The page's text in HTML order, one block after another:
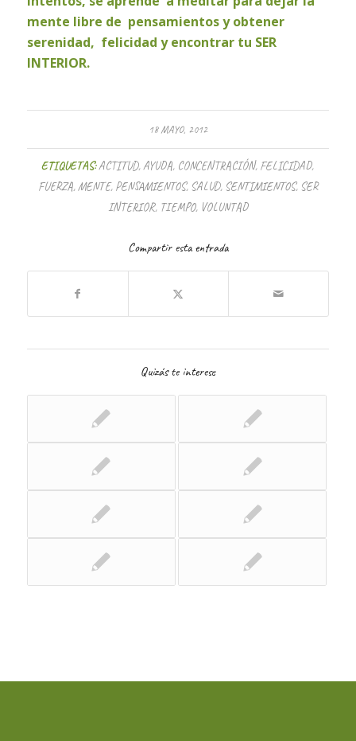
mente libre de pensamientos y obtener
serenidad, felicidad y encontrar tu SER
INTERIOR.
18 MAYO, 2012
ETIQUETAS:ACTITUD, AYUDA, CONCENTRACIÓN, FELICIDAD,
FUERZA, MENTE, PENSAMIENTOS, SALUD, SENTIMIENTOS, SER
INTERIOR, TIEMPO, VOLUNTAD
Compartir esta entrada
Quizás te interese